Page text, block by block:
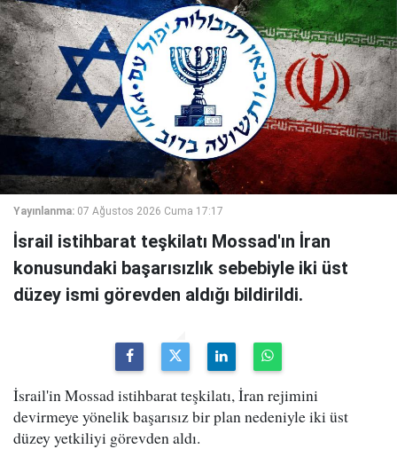
Yayınlanma: 07 Ağustos 2026 Cuma 17:17
İsrail istihbarat teşkilatı Mossad'ın İran
konusundaki başarısızlık sebebiyle iki üst
düzey ismi görevden aldığı bildirildi.
İsrail'in Mossad istihbarat teşkilatı, İran rejimini
devirmeye yönelik başarısız bir plan nedeniyle iki üst
düzey yetkiliyi görevden aldı.